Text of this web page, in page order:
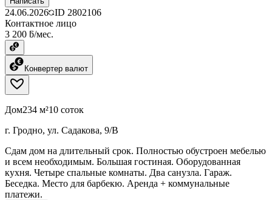
24.06.2026 ID 2802106
Контактное лицо
3 200 ƃ/мес.
Конвертер валют
Дом234 м²10 соток
г. Гродно, ул. Садакова, 9/В
Сдам дом на длительный срок. Полностью обустроен мебелью
и всем необходимым. Большая гостиная. Оборудованная
кухня. Четыре спальные комнаты. Два санузла. Гараж.
Беседка. Место для барбекю. Аренда + коммунальные
платежи.